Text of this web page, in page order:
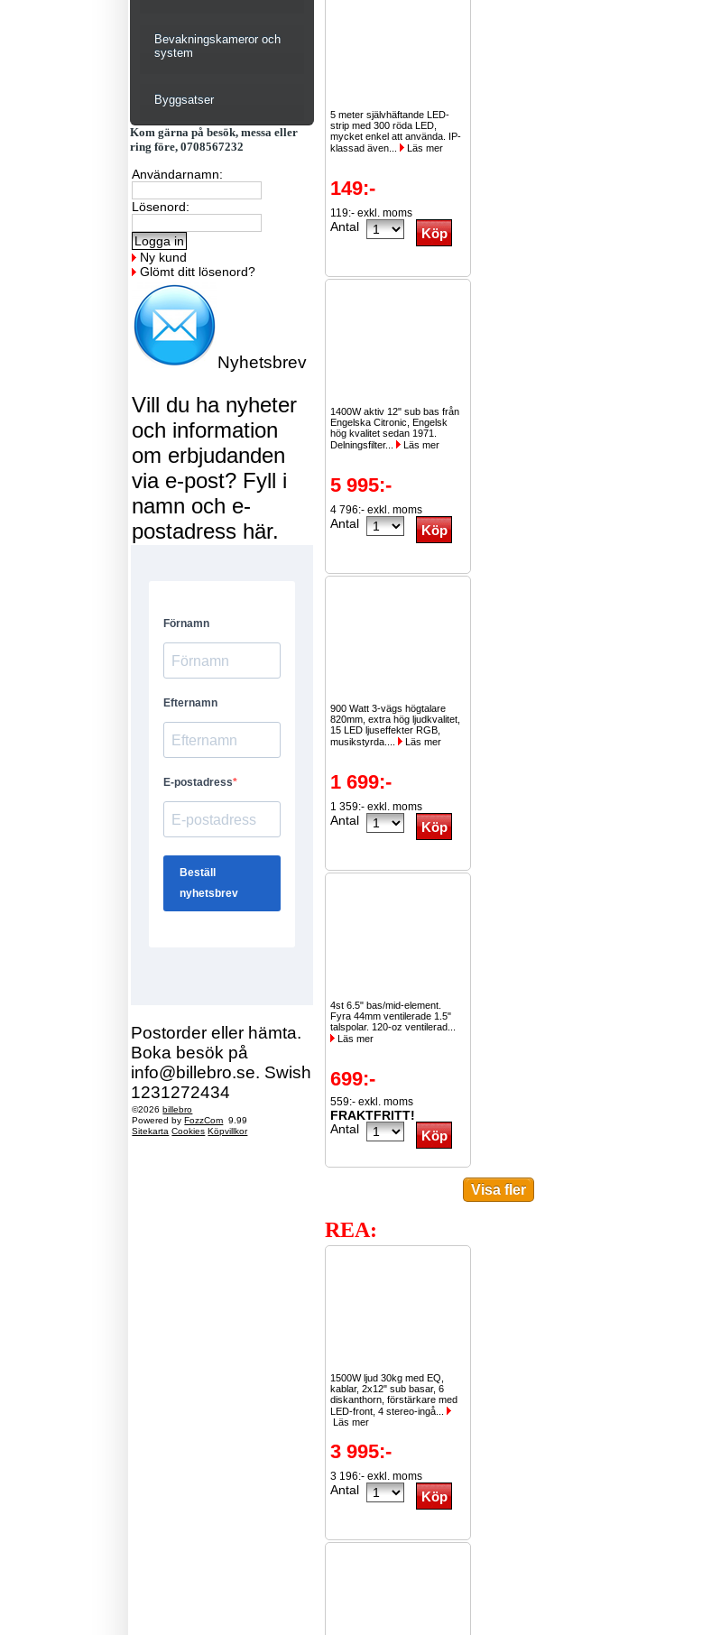
Bevakningskameror och
system
Byggsatser
Kom gärna på besök, messa eller
ring före, 0708567232
Användarnamn:
Lösenord:
Ny kund
Glömt ditt lösenord?
Nyhetsbrev
Vill du ha nyheter
och information
om erbjudanden
via e-post? Fyll i
namn och e-
postadress här.
Postorder eller hämta.
Boka besök på
info@billebro.se. Swish
1231272434
©2026billebro
Powered byFozzCom 9.99
Sitekarta Cookies Köpvillkor
5 meter självhäftande LED-
strip med 300 röda LED,
mycket enkel att använda. IP-
klassad även...
Läs mer
149:-
119:- exkl. moms
Antal
1400W aktiv 12" sub bas från
Engelska Citronic, Engelsk
hög kvalitet sedan 1971.
Delningsfilter...
Läs mer
5 995:-
4 796:- exkl. moms
Antal
900 Watt 3-vägs högtalare
820mm, extra hög ljudkvalitet,
15 LED ljuseffekter RGB,
musikstyrda....
Läs mer
1 699:-
1 359:- exkl. moms
Antal
4st 6.5" bas/mid-element.
Fyra 44mm ventilerade 1.5"
talspolar. 120-oz ventilerad...
Läs mer
699:-
559:- exkl. moms
FRAKTFRITT!
Antal
REA:
1500W ljud 30kg med EQ,
kablar, 2x12" sub basar, 6
diskanthorn, förstärkare med
LED-front, 4 stereo-ingå...
Läs mer
3 995:-
3 196:- exkl. moms
Antal